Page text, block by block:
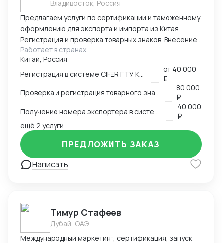
Владивосток, Россия
Предлагаем услуги по сертификации и таможенному
оформлению для экспорта и импорта из Китая.
Регистрация и проверка товарных знаков. Внесение
в таможенный реестр товарных знаков.
Изготовление маркировки для пищевой продукции
для реализации в Китае. Получение номера
HS и CIQ кодов.
Работает в странах
Китай, Россия
от 40 000
₽
80 000
₽
40 000
₽
ещё 2 услуги
Написать
ПРЕДЛОЖИТЬ ЗАКАЗ
Тимур Стафеев
Дубай, ОАЭ
Международный маркетинг, сертификация, запуск